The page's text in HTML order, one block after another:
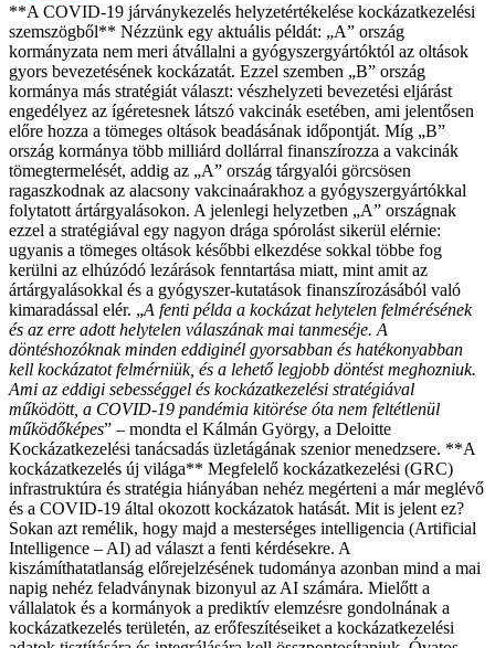
**A COVID-19 járványkezelés helyzetértékelése kockázatkezelési
szemszögből** Nézzünk egy aktuális példát: „A” ország
kormányzata nem meri átvállalni a gyógyszergyártóktól az oltások
gyors bevezetésének kockázatát. Ezzel szemben „B” ország
kormánya más stratégiát választ: vészhelyzeti bevezetési eljárást
engedélyez az ígéretesnek látszó vakcinák esetében, ami jelentősen
előre hozza a tömeges oltások beadásának időpontját. Míg „B”
ország kormánya több milliárd dollárral finanszírozza a vakcinák
tömegtermelését, addig az „A” ország tárgyalói görcsösen
ragaszkodnak az alacsony vakcinaárakhoz a gyógyszergyártókkal
folytatott ártárgyalásokon. A jelenlegi helyzetben „A” országnak
ezzel a stratégiával egy nagyon drága spórolást sikerül elérnie:
ugyanis a tömeges oltások későbbi elkezdése sokkal többe fog
kerülni az elhúzódó lezárások fenntartása miatt, mint amit az
ártárgyalásokkal és a gyógyszer-kutatások finanszírozásából való
kimaradással elér. „A fenti példa a kockázat helytelen felmérésének
és az erre adott helytelen válaszának mai tanmeséje. A
döntéshozóknak minden eddiginél gyorsabban és hatékonyabban
kell kockázatot felmérniük, és a lehető legjobb döntést meghozniuk.
Ami az eddigi sebességgel és kockázatkezelési stratégiával
működött, a COVID-19 pandémia kitörése óta nem feltétlenül
működőképes” – mondta el Kálmán György, a Deloitte
Kockázatkezelési tanácsadás üzletágának szenior menedzsere. **A
kockázatkezelés új világa** Megfelelő kockázatkezelési (GRC)
infrastruktúra és stratégia hiányában nehéz megérteni a már meglévő
és a COVID-19 által okozott kockázatok hatását. Mit is jelent ez?
Sokan azt remélik, hogy majd a mesterséges intelligencia (Artificial
Intelligence – AI) ad választ a fenti kérdésekre. A
kiszámíthatatlanság előrejelzésének tudománya azonban mind a mai
napig nehéz feladványnak bizonyul az AI számára. Mielőtt a
vállalatok és a kormányok a prediktív elemzésre gondolnának a
kockázatkezelés területén, az erőfeszítéseiket a kockázatkezelési